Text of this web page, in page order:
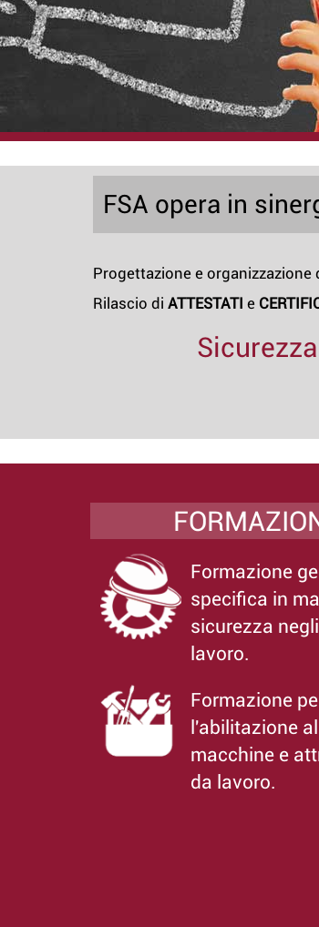
FSA opera in
Progettazione e organizzazione
Rilascio di ATTESTATI e
Formazione
specifica in
sicurezza
lavoro.
Formazione
l'abilitazione
macchine e
da lavoro.